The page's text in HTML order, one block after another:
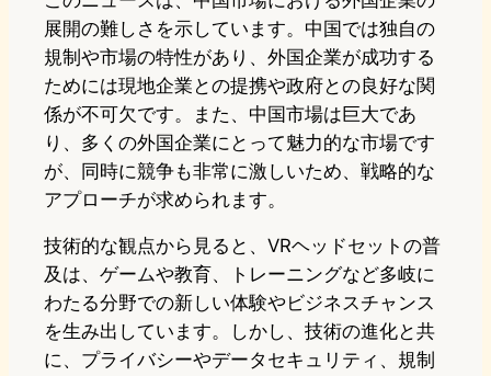
展開の難しさを示しています。中国では独自の
規制や市場の特性があり、外国企業が成功する
ためには現地企業との提携や政府との良好な関
係が不可欠です。また、中国市場は巨大であ
り、多くの外国企業にとって魅力的な市場です
が、同時に競争も非常に激しいため、戦略的な
アプローチが求められます。
技術的な観点から見ると、VRヘッドセットの普
及は、ゲームや教育、トレーニングなど多岐に
わたる分野での新しい体験やビジネスチャンス
を生み出しています。しかし、技術の進化と共
に、プライバシーやデータセキュリティ、規制